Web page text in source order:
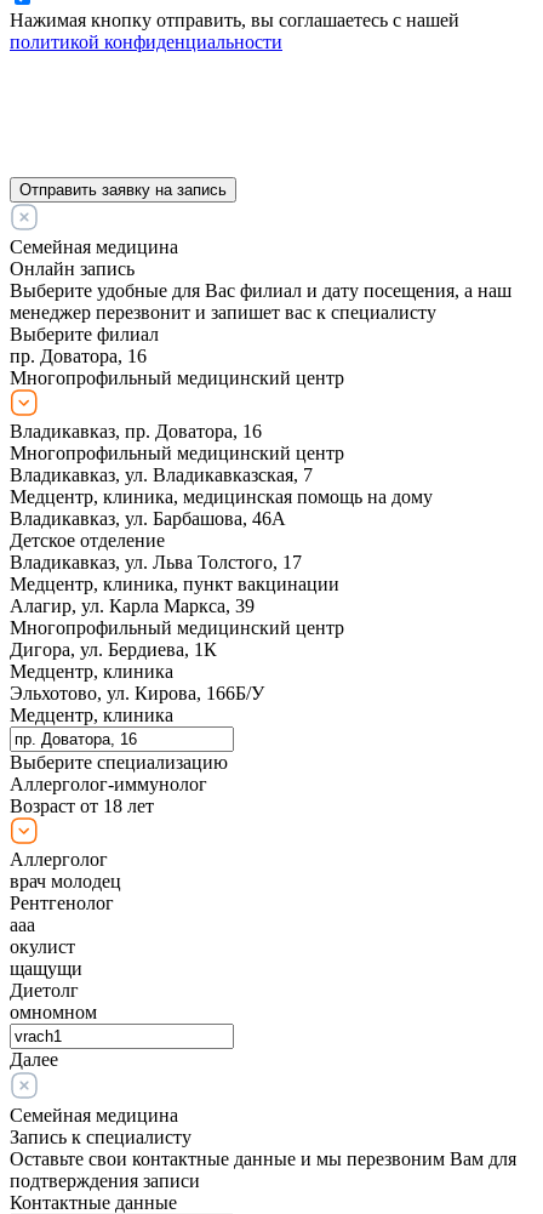
Нажимая кнопку отправить, вы соглашаетесь с нашей
политикой конфиденциальности
Отправить заявку на запись
Семейная медицина
Онлайн запись
Выберите удобные для Вас филиал и дату посещения, а наш
менеджер перезвонит и запишет вас к специалисту
Выберите филиал
пр. Доватора, 16
Многопрофильный медицинский центр
Владикавказ, пр. Доватора, 16
Многопрофильный медицинский центр
Владикавказ, ул. Владикавказская, 7
Медцентр, клиника, медицинская помощь на дому
Владикавказ, ул. Барбашова, 46А
Детское отделение
Владикавказ, ул. Льва Толстого, 17
Медцентр, клиника, пункт вакцинации
Алагир, ул. Карла Маркса, 39
Многопрофильный медицинский центр
Дигора, ул. Бердиева, 1К
Медцентр, клиника
Эльхотово, ул. Кирова, 166Б/У
Медцентр, клиника
Выберите специализацию
Аллерголог-иммунолог
Возраст от 18 лет
Аллерголог
врач молодец
Рентгенолог
ааа
окулист
щащущи
Диетолг
омномном
Далее
Семейная медицина
Запись к специалисту
Оставьте свои контактные данные и мы перезвоним Вам для
подтверждения записи
Контактные данные